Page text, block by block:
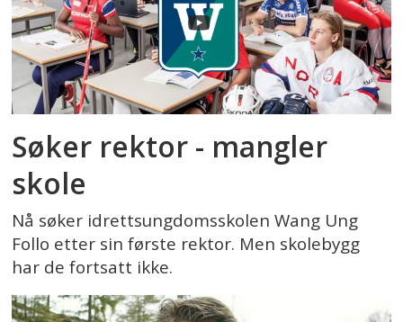
Søker rektor - mangler
skole
Nå søker idrettsungdomsskolen Wang Ung
Follo etter sin første rektor. Men skolebygg
har de fortsatt ikke.